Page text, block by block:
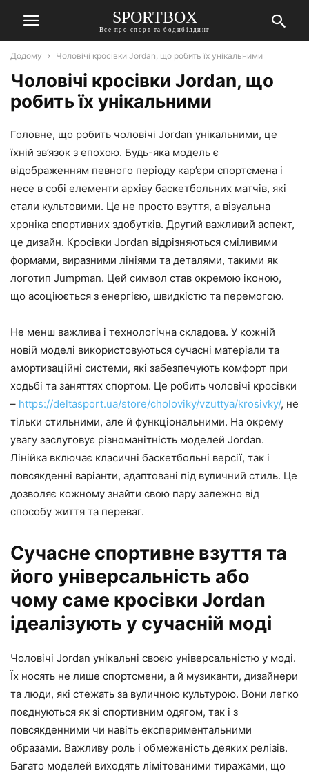
SPORTBOX
Все про спорт та бодибілдинг
Додому Чоловічі кросівки Jordan, що робить їх унікальними
Чоловічі кросівки Jordan, що
робить їх унікальними
Головне, що робить чоловічі Jordan унікальними, це
їхній зв’язок з епохою. Будь-яка модель є
відображенням певного періоду кар’єри спортсмена і
несе в собі елементи архіву баскетбольних матчів, які
стали культовими. Це не просто взуття, а візуальна
хроніка спортивних здобутків. Другий важливий аспект,
це дизайн. Кросівки Jordan відрізняються сміливими
формами, виразними лініями та деталями, такими як
логотип Jumpman. Цей символ став окремою іконою,
що асоціюється з енергією, швидкістю та перемогою.
Не менш важлива і технологічна складова. У кожній
новій моделі використовуються сучасні матеріали та
амортизаційні системи, які забезпечують комфорт при
ходьбі та заняттях спортом. Це робить чоловічі кросівки
– https://deltasport.ua/store/choloviky/vzuttya/krosivky/, не
тільки стильними, але й функціональними. На окрему
увагу заслуговує різноманітність моделей Jordan.
Лінійка включає класичні баскетбольні версії, так і
повсякденні варіанти, адаптовані під вуличний стиль. Це
дозволяє кожному знайти свою пару залежно від
способу життя та переваг.
Сучасне спортивне взуття та
його універсальність або
чому саме кросівки Jordan
ідеалізують у сучасній моді
Чоловічі Jordan унікальні своєю універсальністю у моді.
Їх носять не лише спортсмени, а й музиканти, дизайнери
та люди, які стежать за вуличною культурою. Вони легко
поєднуються як зі спортивним одягом, так і з
повсякденними чи навіть експериментальними
образами. Важливу роль і обмеженість деяких релізів.
Багато моделей виходять лімітованими тиражами, що